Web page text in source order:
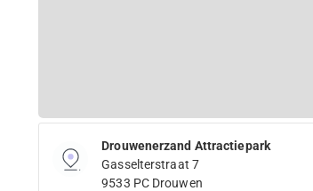
Drouwenerzand Attractiepark
Gasselterstraat 7
9533 PC Drouwen